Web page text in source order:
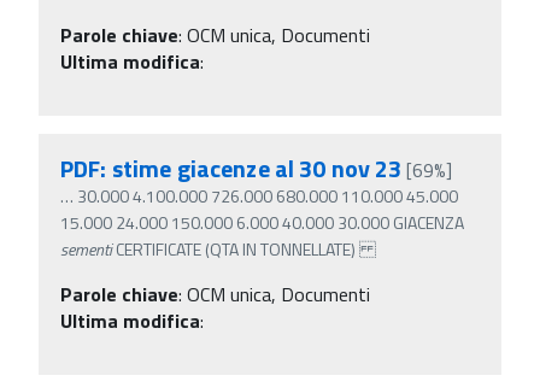
Parole chiave: OCM unica, Documenti
Ultima modifica:
PDF: stime giacenze al 30 nov 23 [69%]
… 30.000 4.100.000 726.000 680.000 110.000 45.000
15.000 24.000 150.000 6.000 40.000 30.000 GIACENZA
sementiCERTIFICATE (QTA IN TONNELLATE)
Parole chiave: OCM unica, Documenti
Ultima modifica: